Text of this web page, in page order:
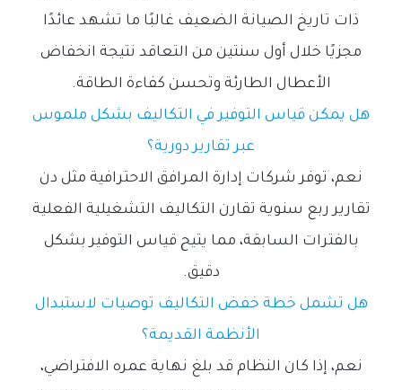
ذات تاريخ الصيانة الضعيف غالبًا ما تشهد عائدًا
مجزيًا خلال أول سنتين من التعاقد نتيجة انخفاض
الأعطال الطارئة وتحسن كفاءة الطاقة.
هل يمكن قياس التوفير في التكاليف بشكل ملموس
عبر تقارير دورية؟
نعم، توفر شركات إدارة المرافق الاحترافية مثل دن
تقارير ربع سنوية تقارن التكاليف التشغيلية الفعلية
بالفترات السابقة، مما يتيح قياس التوفير بشكل
دقيق.
هل تشمل خطة خفض التكاليف توصيات لاستبدال
الأنظمة القديمة؟
نعم، إذا كان النظام قد بلغ نهاية عمره الافتراضي،